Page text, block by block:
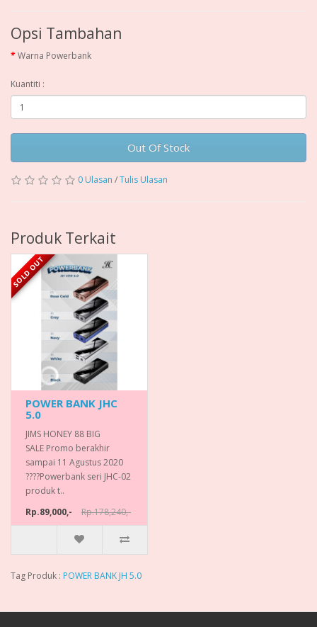
Opsi Tambahan
Warna Powerbank
Kuantiti :
Out Of Stock
0 Ulasan /Tulis Ulasan
Produk Terkait
SOLD OUT
POWER BANK JHC
5.0
JIMS HONEY 88 BIG
SALE Promo berakhir
sampai 11 Agustus 2020
????Powerbank seri JHC-02
produk t..
Rp.89,000,-
Rp.178,240,-
Tag Produk : POWER BANK JH 5.0